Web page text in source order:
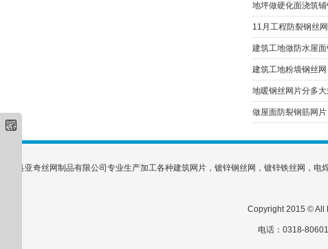
地坪做硬化面浇筑
11月工程防裂钢丝
建筑工地做防水屋
建筑工地粉墙钢丝
地暖钢丝网片分多
做屋面防裂钢筋网
安平县亚奇丝网制品有限公司专业生产加工各种建筑网片，镀锌钢丝网，镀锌铁丝网，
Copyright 2015 © All
电话：0318-